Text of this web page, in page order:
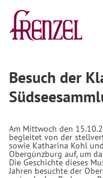
Besuch der
Am Mittwoch den
begleitet von der
sowie Katharina Kohl
Obergünzburg auf, um
Die Geschichte dieses
Jahren besuchte der